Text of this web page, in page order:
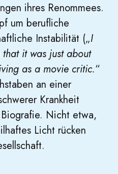
ihres Renommees.
um berufliche
Instabilität („I
it was just about
as a movie critic.“
an einer
Krankheit
Nicht etwa,
Licht rücken